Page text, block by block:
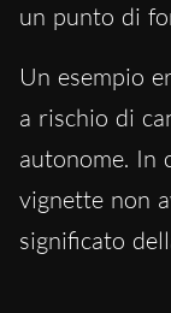
un punto di
Un esempio
a rischio di
autonome. In
vignette non
significato